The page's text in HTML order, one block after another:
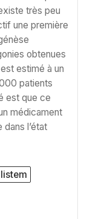
très peu
une première
obtenues
estimé à un
patients
est que ce
médicament
l’état